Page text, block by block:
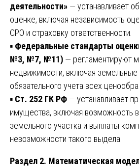
деятельности» — устанавливает
оценке, включая независимость
СРО и страховку ответственности.
▪️ Федеральные стандарты
№3, №7, №11) — регламентируют
недвижимости, включая земельные
обязательного учета всех
▪️ Ст. 252 ГК РФ — устанавливает
имущества, включая возможность
земельного участка и выплаты
невозможности такого выдела.
Раздел 2. Математическая